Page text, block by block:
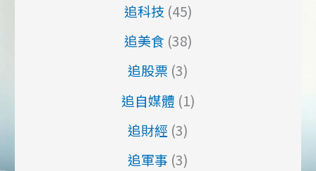
追科技 (45)
追美食 (38)
追股票 (3)
追自媒體 (1)
追財經 (3)
追軍事 (3)